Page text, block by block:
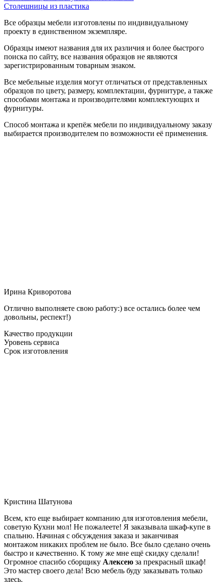
Столешницы из пластика
Все образцы мебели изготовлены по индивидуальному
проекту в единственном экземпляре.
Образцы имеют названия для их различия и более быстрого
поиска по сайту, все названия образцов не являются
зарегистрированным товарным знаком.
Все мебельные изделия могут отличаться от представленных
образцов по цвету, размеру, комплектации, фурнитуре, а также
способами монтажа и производителями комплектующих и
фурнитуры.
Способ монтажа и крепёж мебели по индивидуальному заказу
выбирается производителем по возможности её применения.
Ирина Криворотова
Отлично выполняете свою работу:) все остались более чем
довольны, респект!)
Качество продукции
Уровень сервиса
Срок изготовления
Кристина Шатунова
Всем, кто еще выбирает компанию для изготовления мебели,
советую Кухни мол! Не пожалеете! Я заказывала шкаф-купе в
спальню. Начиная с обсуждения заказа и заканчивая
монтажом никаких проблем не было. Все было сделано очень
быстро и качественно. К тому же мне ещё скидку сделали!
Огромное спасибо сборщику Алексею за прекрасный шкаф!
Это мастер своего дела! Всю мебель буду заказывать только
здесь.